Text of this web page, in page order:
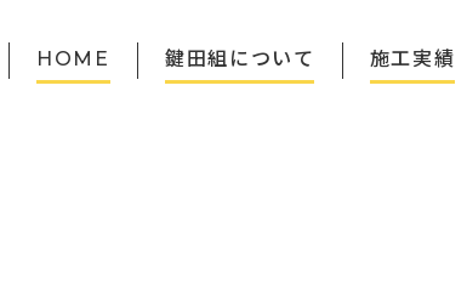
イ
HOME 鍵田組について 施工実績